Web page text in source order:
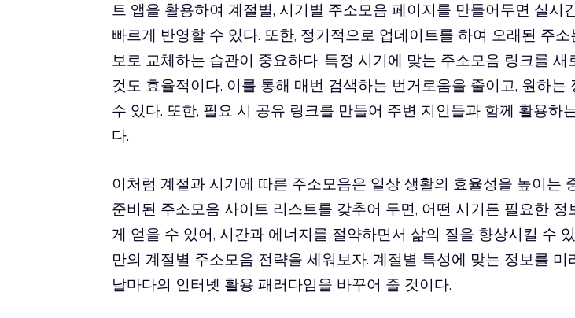
트 앱을 활용하여 계절별, 시기별 주소모음 페이지를 만들어두면 실시
빠르게 반영할 수 있다. 또한, 정기적으로 업데이트를 하여 오래된 주소
보로 교체하는 습관이 중요하다. 특정 시기에 맞는 주소모음 링크를 새
것도 효율적이다. 이를 통해 매번 검색하는 번거로움을 줄이고, 원하는
수 있다. 또한, 필요 시 공유 링크를 만들어 주변 지인들과 함께 활용하
다.
이처럼 계절과 시기에 따른 주소모음은 일상 생활의 효율성을 높이는
준비된 주소모음 사이트 리스트를 갖추어 두면, 어떤 시기든 필요한 정
게 얻을 수 있어, 시간과 에너지를 절약하면서 삶의 질을 향상시킬 수
만의 계절별 주소모음 전략을 세워보자. 계절별 특성에 맞는 정보를 미
날마다의 인터넷 활용 패러다임을 바꾸어 줄 것이다.